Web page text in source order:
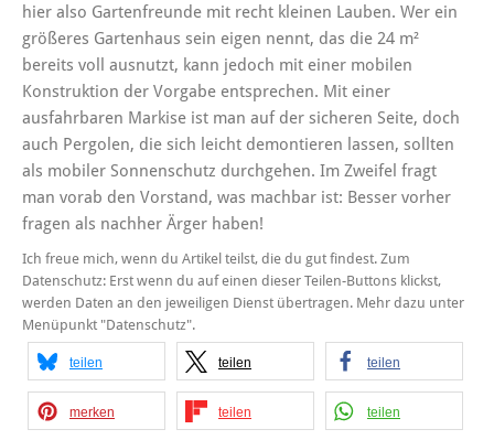
hier also Gartenfreunde mit recht kleinen Lauben. Wer ein
größeres Gartenhaus sein eigen nennt, das die 24 m²
bereits voll ausnutzt, kann jedoch mit einer mobilen
Konstruktion der Vorgabe entsprechen. Mit einer
ausfahrbaren Markise ist man auf der sicheren Seite, doch
auch Pergolen, die sich leicht demontieren lassen, sollten
als mobiler Sonnenschutz durchgehen. Im Zweifel fragt
man vorab den Vorstand, was machbar ist: Besser vorher
fragen als nachher Ärger haben!
Ich freue mich, wenn du Artikel teilst, die du gut findest. Zum
Datenschutz: Erst wenn du auf einen dieser Teilen-Buttons klickst,
werden Daten an den jeweiligen Dienst übertragen. Mehr dazu unter
Menüpunkt "Datenschutz".
teilen teilen teilen
merken teilen teilen